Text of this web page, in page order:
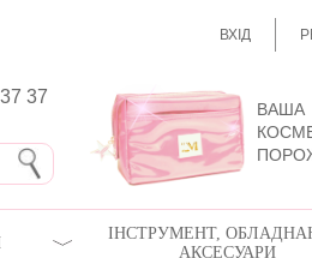
ВХІД
37
ВАША
ІНСТРУМЕНТ,
АКСЕСУАРИ